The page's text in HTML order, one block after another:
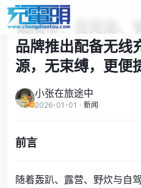
铂陆帝、百克龙、
品牌推出配备无线
源，无束缚，更便
小张在旅途中
2026-01-01 · 新闻
前言
随着轰趴、露营、野炊与自